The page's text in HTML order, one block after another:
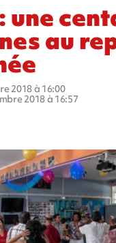
une
au
2018 à 16:00
2018 à 16:57